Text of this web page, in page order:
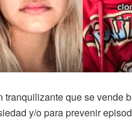
tranquilizante que se vende
y/o para prevenir